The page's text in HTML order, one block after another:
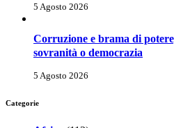
5 Agosto 2026
Corruzione e brama di
sovranità o democrazia
5 Agosto 2026
Categorie